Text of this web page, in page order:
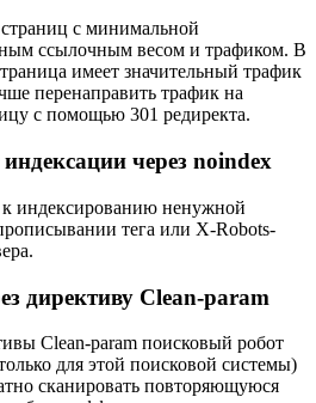
с минимальной
ссылочным весом и трафиком. В
имеет значительный трафик
перенаправить трафик на
с помощью 301 редиректа.
через noindex
индексированию ненужной
тега или X-Robots-
директиву Clean-param
Clean-param поисковый робот
для этой поисковой системы)
сканировать повторяющуюся